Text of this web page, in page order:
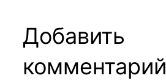
Добавить
комментарий